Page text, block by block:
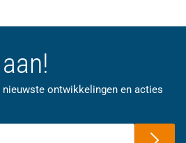
ontwikkelingen en acties